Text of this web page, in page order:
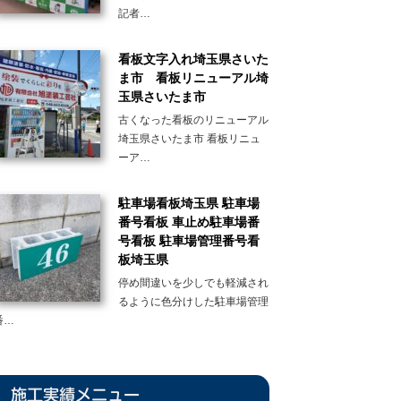
記者…
看板文字入れ埼玉県さいた
ま市 看板リニューアル埼
玉県さいたま市
古くなった看板のリニューアル
埼玉県さいたま市 看板リニュ
ーア…
駐車場看板埼玉県 駐車場
番号看板 車止め駐車場番
号看板 駐車場管理番号看
板埼玉県
停め間違いを少しでも軽減され
るように色分けした駐車場管理
…
施工実績メニュー